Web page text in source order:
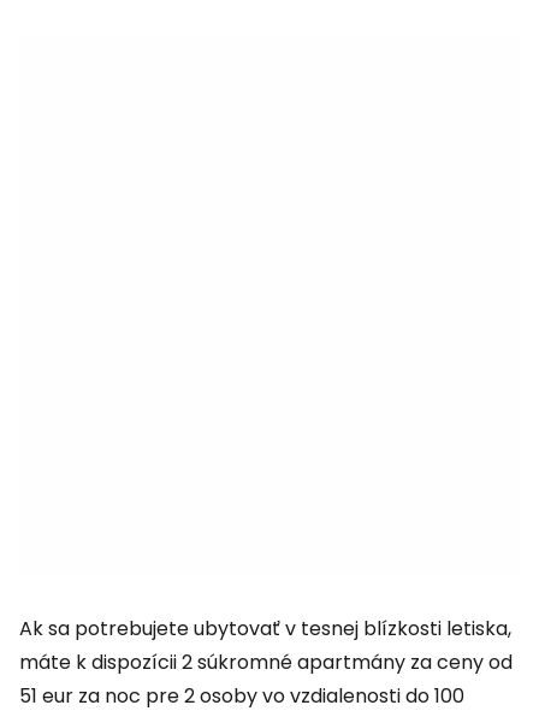
Ak sa potrebujete ubytovať v tesnej blízkosti letiska,
máte k dispozícii 2 súkromné apartmány za ceny od
51 eur za noc pre 2 osoby vo vzdialenosti do 100